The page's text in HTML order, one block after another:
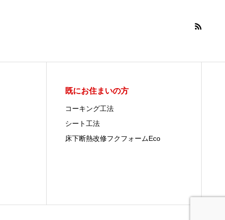
既にお住まいの方
コーキング工法
シート工法
床下断熱改修フクフォームEco